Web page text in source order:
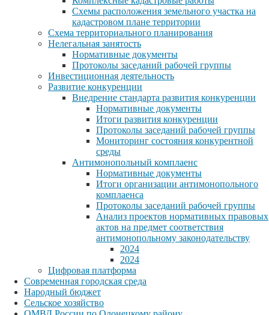
Схемы расположения земельного участка на
кадастровом плане территории
Схема территориального планирования
Нелегальная занятость
Нормативные документы
Протоколы заседаний рабочей группы
Инвестиционная деятельность
Развитие конкуренции
Внедрение стандарта развития конкуренции
Нормативные документы
Итоги развития конкуренции
Протоколы заседаний рабочей группы
Мониторинг состояния конкурентной
среды
Антимонопольный комплаенс
Нормативные документы
Итоги организации антимонопольного
комплаенса
Протоколы заседаний рабочей группы
Анализ проектов нормативных правовых
актов на предмет соответствия
антимонопольному законодательству
2024
2024
Цифровая платформа
Современная городская среда
Народный бюджет
Сельское хозяйство